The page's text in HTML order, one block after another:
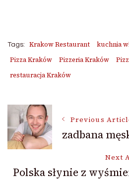
Tags: Krakow Restaurant
kuchnia
Pizza Kraków
Pizzeria Kraków
restauracja Kraków
Post
Navigation
Previous
zadbana
Next
Polska słynie z